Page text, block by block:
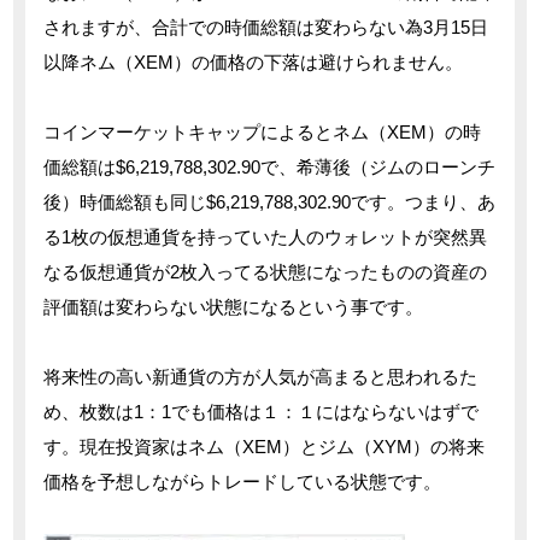
されますが、合計での時価総額は変わらない為3月15日
以降ネム（XEM）の価格の下落は避けられません。
コインマーケットキャップによるとネム（XEM）の時
価総額は$6,219,788,302.90で、希薄後（ジムのローンチ
後）時価総額も同じ$6,219,788,302.90です。つまり、あ
る1枚の仮想通貨を持っていた人のウォレットが突然異
なる仮想通貨が2枚入ってる状態になったものの資産の
評価額は変わらない状態になるという事です。
将来性の高い新通貨の方が人気が高まると思われるた
め、枚数は1：1でも価格は１：１にはならないはずで
す。現在投資家はネム（XEM）とジム（XYM）の将来
価格を予想しながらトレードしている状態です。